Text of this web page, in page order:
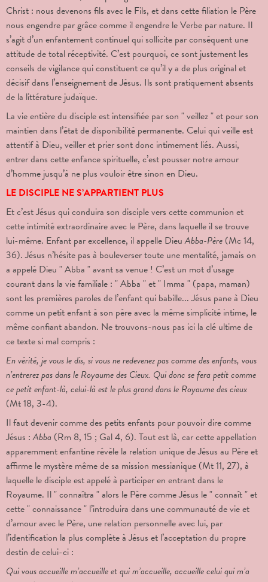
Christ : nous devenons fils avec le Fils, et dans cette filiation le Père
nous engendre par grâce comme il engendre le Verbe par nature. Il
s’agit d’un enfantement continuel qui sollicite par conséquent une
attitude de total réceptivité. C’est pourquoi, ce sont justement les
conseils de vigilance qui constituent ce qu’il y a de plus original et
décisif dans l’enseignement de Jésus. Ils sont pratiquement absents
de la littérature judaïque.
La vie entière du disciple est intensifiée par son " veillez "et pour son
maintien dans l’état de disponibilité permanente. Celui qui veille est
attentif à Dieu, veiller et prier sont donc intimement liés. Aussi,
entrer dans cette enfance spirituelle, c’est pousser notre amour
d’homme jusqu’à ne plus vouloir être sinon en Dieu.
LE DISCIPLE NE S’APPARTIENT PLUS
Et c’est Jésus qui conduira son disciple vers cette communion et
cette intimité extraordinaire avec le Père, dans laquelle il se trouve
lui-même. Enfant par excellence, il appelle DieuAbba-Père (Mc 14,
36). Jésus n’hésite pas à bouleverser toute une mentalité, jamais on
a appelé Dieu " Abba " avant sa venue ! C’est un mot d’usage
courant dans la vie familiale : " Abba " et " Imma " (papa, maman)
sont les premières paroles de l’enfant qui babille... Jésus pane à Dieu
comme un petit enfant à son père avec la même simplicité intime, le
même confiant abandon. Ne trouvons-nous pas ici la clé ultime de
ce texte si mal compris :
En vérité, je vous le dis, si vous ne redevenez pas comme des enfants, vous
n’entrerez pas dans le Royaume des Cieux. Qui donc se fera petit comme
ce petit enfant-là, celui-là est le plus grand dans le Royaume des cieux
(Mt 18, 3-4).
Il faut devenir comme des petits enfants pour pouvoir dire comme
Jésus :Abba (Rm 8, 15 ; Gal 4, 6). Tout est là, car cette appellation
apparemment enfantine révèle la relation unique de Jésus au Père et
affirme le mystère même de sa mission messianique (Mt 11, 27), à
laquelle le disciple est appelé à participer en entrant dans le
Royaume. Il " connaîtra " alors le Père comme Jésus le " connaît " et
cette " connaissance " l’introduira dans une communauté de vie et
d’amour avec le Père, une relation personnelle avec lui, par
l’identification la plus complète à Jésus et l’acceptation du propre
destin de celui-ci :
Qui vous accueille m’accueille et qui m’accueille, accueille celui qui m’a